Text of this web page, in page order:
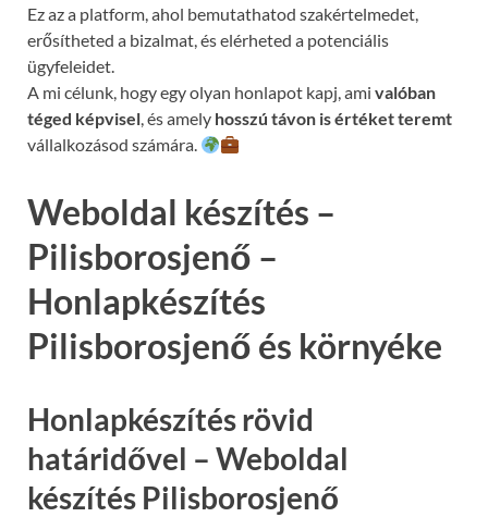
Ez az a platform, ahol bemutathatod szakértelmedet,
erősítheted a bizalmat, és elérheted a potenciális
ügyfeleidet.
A mi célunk, hogy egy olyan honlapot kapj, ami valóban
téged képvisel, és amely hosszú távon is értéket teremt
vállalkozásod számára.
Weboldal készítés –
Pilisborosjenő –
Honlapkészítés
Pilisborosjenő és környéke
Honlapkészítés rövid
határidővel – Weboldal
készítés Pilisborosjenő